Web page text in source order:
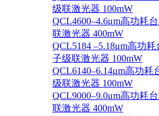
级联激光器 100mW
QCL4600–4.6μm高功耗
联激光器 400mW
QCL5184 –5.18μm高功
子级联激光器 100mW
QCL6140–6.14μm高功
级联激光器 100mW
QCL9000–9.0μm高功耗
联激光器 400mW